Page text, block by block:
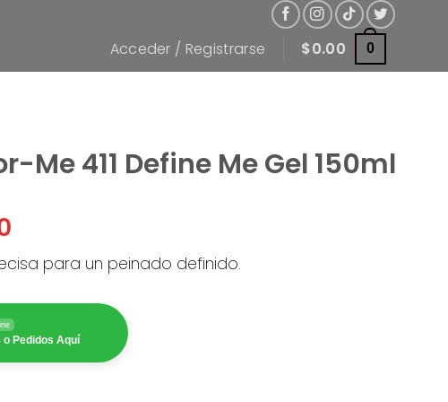
Acceder / Registrarse $0.00 0
Me 411 Define Me Gel 150ml
para un peinado definido.
Pedidos Aquí